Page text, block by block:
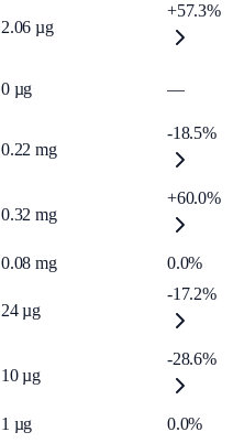
2.06 µg
+57.3%
0 µg —
0.22 mg
-18.5%
0.32 mg
+60.0%
0.08 mg 0.0%
24 µg
-17.2%
10 µg
-28.6%
1 µg
0.0%